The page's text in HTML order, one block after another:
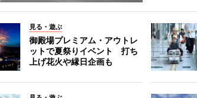
見る・遊ぶ
御殿場プレミアム・アウトレ
ットで夏祭りイベント 打ち
上げ花火や縁日企画も